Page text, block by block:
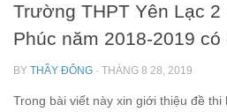
Trường THPT Yên Lạc
Phúc năm 2018-2019 có
BY THẦY ĐÔNG · THÁNG 8 28, 2019
Trong bài viết này xin giới thiệu đề